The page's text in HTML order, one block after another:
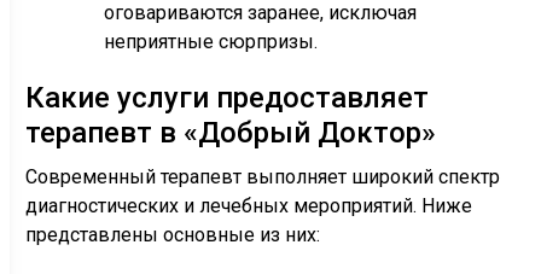
оговариваются заранее, исключая
неприятные сюрпризы.
Какие услуги предоставляет
терапевт в «Добрый Доктор»
Современный терапевт выполняет широкий спектр
диагностических и лечебных мероприятий. Ниже
представлены основные из них: